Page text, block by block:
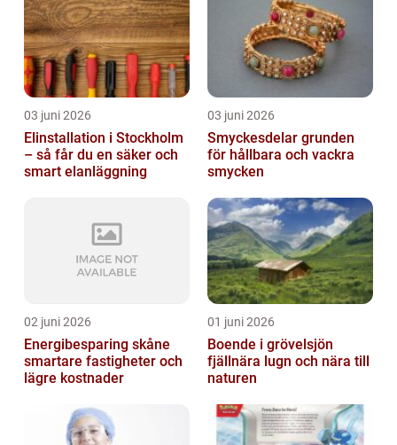
03 juni 2026
Elinstallation i Stockholm
– så får du en säker och
smart elanläggning
03 juni 2026
Smyckesdelar grunden
för hållbara och vackra
smycken
02 juni 2026
Energibesparing skåne
smartare fastigheter och
lägre kostnader
01 juni 2026
Boende i grövelsjön
fjällnära lugn och nära till
naturen